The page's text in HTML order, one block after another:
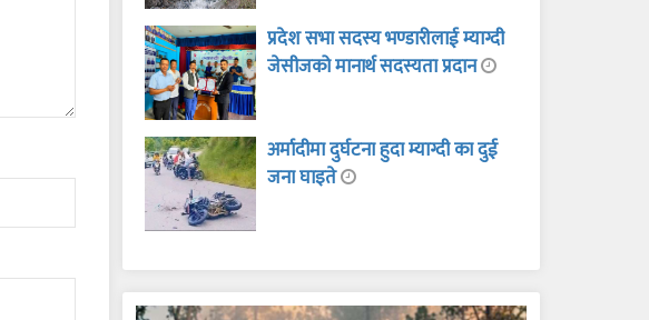
प्रदेश सभा सदस्य भण्डारीलाई म्याग्दी
जेसीजको मानार्थ सदस्यता प्रदान
अर्मादीमा दुर्घटना हुदा म्याग्दी का दुई
जना घाइते